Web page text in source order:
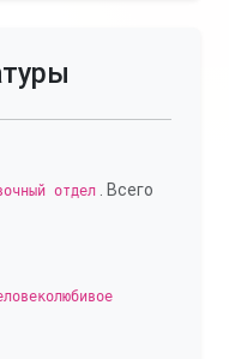
отдел . Всего